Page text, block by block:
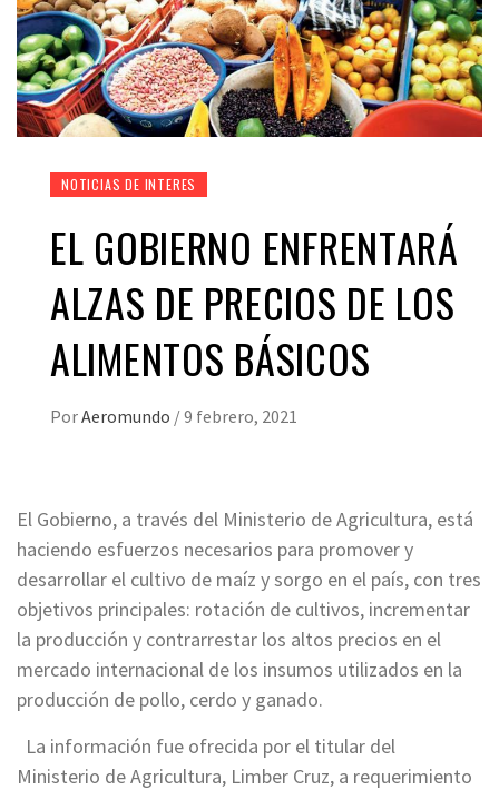
NOTICIAS DE INTERES
EL GOBIERNO ENFRENTARÁ
ALZAS DE PRECIOS DE LOS
ALIMENTOS BÁSICOS
PorAeromundo /9 febrero, 2021
El Gobierno, a través del Ministerio de Agricultura, está
haciendo esfuerzos necesarios para promover y
desarrollar el cultivo de maíz y sorgo en el país, con tres
objetivos principales: rotación de cultivos, incrementar
la producción y contrarrestar los altos precios en el
mercado internacional de los insumos utilizados en la
producción de pollo, cerdo y ganado.
La información fue ofrecida por el titular del
Ministerio de Agricultura, Limber Cruz, a requerimiento